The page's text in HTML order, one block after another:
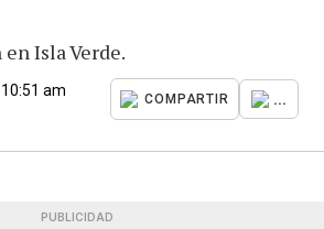
Isla Verde.
am
COMPARTIR ...
PUBLICIDAD